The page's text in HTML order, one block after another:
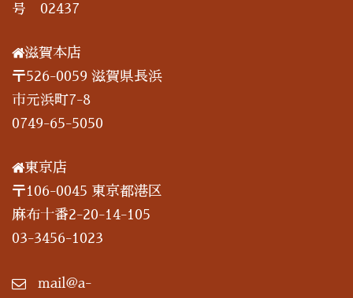
号 02437
滋賀本店
〒526-0059 滋賀県長浜
市元浜町7-8
0749-65-5050
東京店
〒106-0045 東京都港区
麻布十番2-20-14-105
03-3456-1023
mail@a-